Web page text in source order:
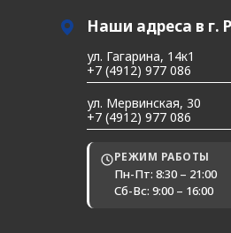
Наши адреса в г.
ул. Гагарина, 14к1
+7 (4912) 977 086
ул. Мервинская, 30
+7 (4912) 977 086
РЕЖИМ РАБОТЫ
Пн-Пт: 8:30 – 21:00
Сб-Вс: 9:00 – 16:00